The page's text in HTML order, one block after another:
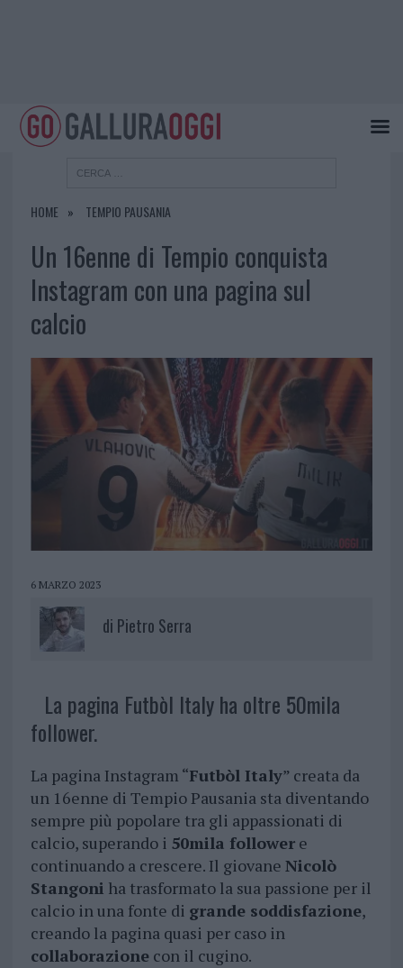
HOME TEMPIO PAUSANIA
Un 16enne di Tempio conquista
Instagram con una pagina sul
calcio
6 MARZO 2023
di Pietro Serra
La pagina Futbòl Italy ha oltre 50mila
follower.
La pagina Instagram “Futbòl Italy” creata da
un 16enne di Tempio Pausania sta diventando
sempre più popolare tra gli appassionati di
calcio, superando i 50mila followere
continuando a crescere. Il giovane Nicolò
Stangoni ha trasformato la sua passione per il
calcio in una fonte di grande soddisfazione,
creando la pagina quasi per caso in
collaborazionecon il cugino.